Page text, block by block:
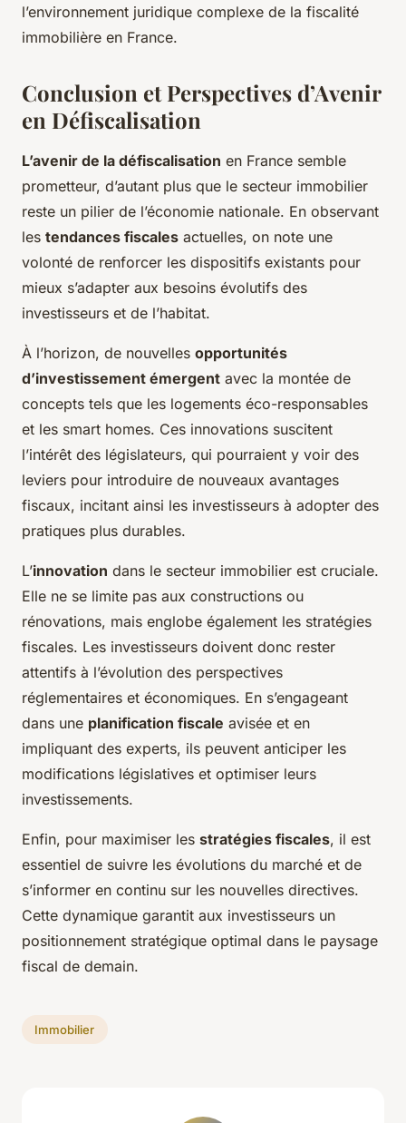
l’environnement juridique complexe de la fiscalité
immobilière en France.
Conclusion et Perspectives d’Avenir
en Défiscalisation
L’avenir de la défiscalisation en France semble
prometteur, d’autant plus que le secteur immobilier
reste un pilier de l’économie nationale. En observant
les tendances fiscales actuelles, on note une
volonté de renforcer les dispositifs existants pour
mieux s’adapter aux besoins évolutifs des
investisseurs et de l’habitat.
À l’horizon, de nouvelles opportunités
d’investissement émergent avec la montée de
concepts tels que les logements éco-responsables
et les smart homes. Ces innovations suscitent
l’intérêt des législateurs, qui pourraient y voir des
leviers pour introduire de nouveaux avantages
fiscaux, incitant ainsi les investisseurs à adopter des
pratiques plus durables.
L’innovation dans le secteur immobilier est cruciale.
Elle ne se limite pas aux constructions ou
rénovations, mais englobe également les stratégies
fiscales. Les investisseurs doivent donc rester
attentifs à l’évolution des perspectives
réglementaires et économiques. En s’engageant
dans une planification fiscale avisée et en
impliquant des experts, ils peuvent anticiper les
modifications législatives et optimiser leurs
investissements.
Enfin, pour maximiser les stratégies fiscales, il est
essentiel de suivre les évolutions du marché et de
s’informer en continu sur les nouvelles directives.
Cette dynamique garantit aux investisseurs un
positionnement stratégique optimal dans le paysage
fiscal de demain.
Immobilier